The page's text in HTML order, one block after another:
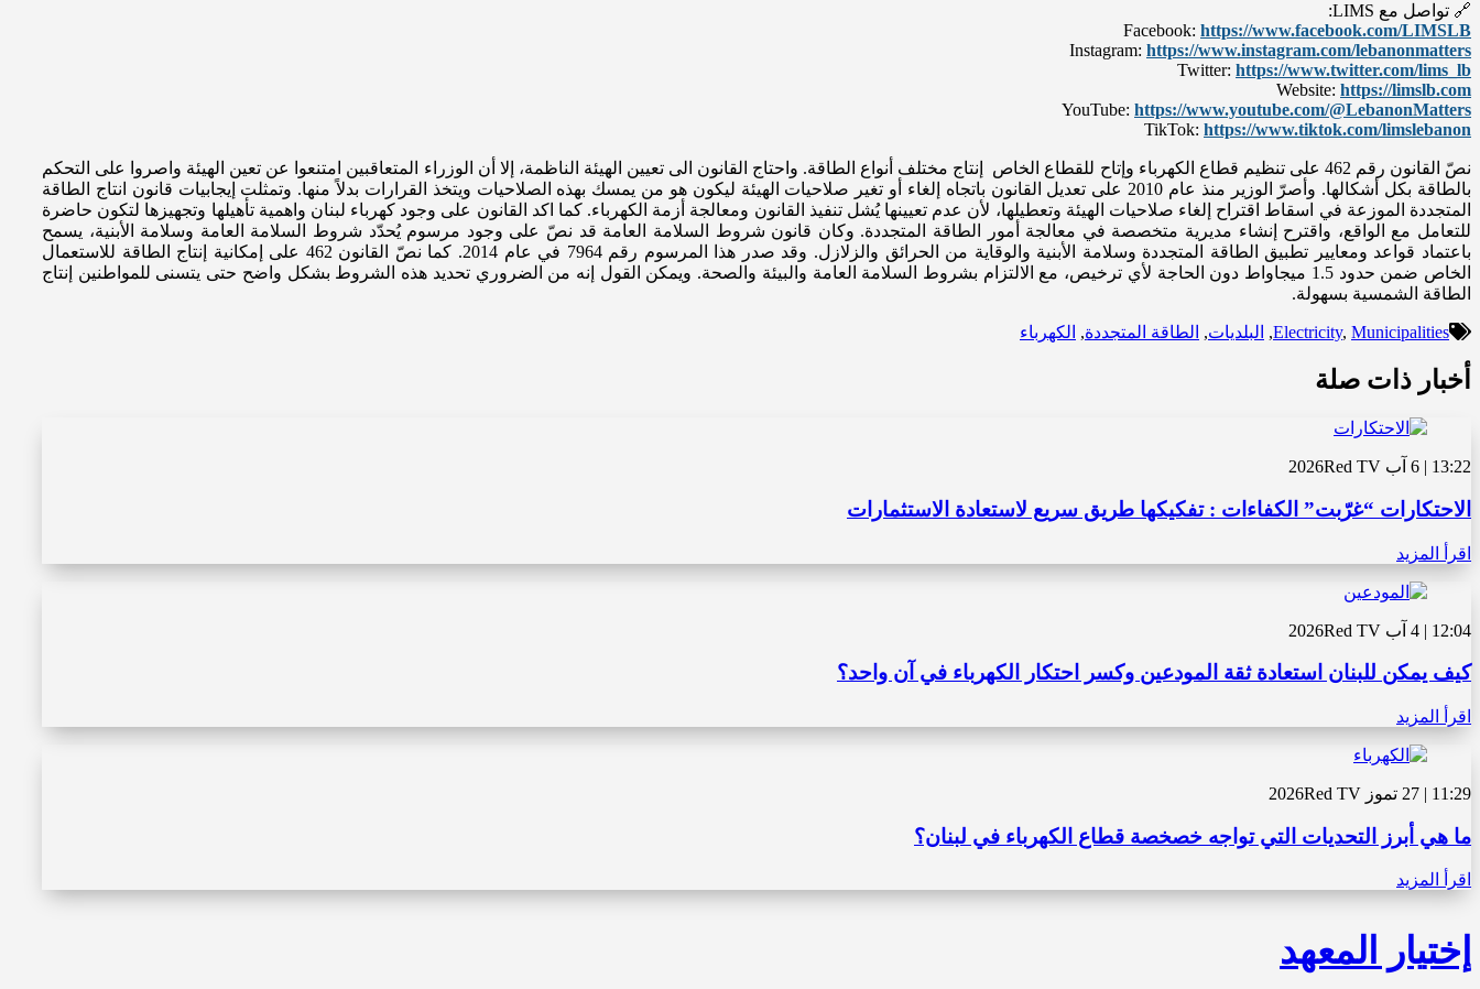
🔗 تواصل مع LIMS:
Facebook: https://www.facebook.com/LIMSLB
Instagram: https://www.instagram.com/lebanonmatters
Twitter: https://www.twitter.com/lims_lb
Website: https://limslb.com
YouTube: https://www.youtube.com/@LebanonMatters
TikTok: https://www.tiktok.com/limslebanon
نصّ القانون رقم 462 على تنظيم قطاع الكهرباء وإتاح للقطاع الخاص إنتاج مختلف أنواع الطاقة. واحتاج القانون الى تعيين الهيئة الناظمة، إلا أن الوزراء المتعاقبين امتنعوا عن تعين الهيئة واصروا على التحكم
بالطاقة بكل أشكالها. وأصرّ الوزير منذ عام 2010 على تعديل القانون باتجاه إلغاء أو تغير صلاحيات الهيئة ليكون هو من يمسك بهذه الصلاحيات ويتخذ القرارات بدلاً منها. وتمثلت إيجابيات قانون انتاج الطاقة
المتجددة الموزعة في اسقاط اقتراح إلغاء صلاحيات الهيئة وتعطيلها، لأن عدم تعيينها يُشل تنفيذ القانون ومعالجة أزمة الكهرباء. كما اكد القانون على وجود كهرباء لبنان واهمية تأهيلها وتجهيزها لتكون حاضرة
للتعامل مع الواقع، واقترح إنشاء مديرية متخصصة في معالجة أمور الطاقة المتجددة. وكان قانون شروط السلامة العامة قد نصّ على وجود مرسوم يُحدّد شروط السلامة العامة وسلامة الأبنية، يسمح
باعتماد قواعد ومعايير تطبيق الطاقة المتجددة وسلامة الأبنية والوقاية من الحرائق والزلازل. وقد صدر هذا المرسوم رقم 7964 في عام 2014. كما نصّ القانون 462 على إمكانية إنتاج الطاقة للاستعمال
الخاص ضمن حدود 1.5 ميجاواط دون الحاجة لأي ترخيص، مع الالتزام بشروط السلامة العامة والبيئة والصحة. ويمكن القول إنه من الضروري تحديد هذه الشروط بشكل واضح حتى يتسنى للمواطنين إنتاج
الطاقة الشمسية بسهولة.
Electricity, Municipalities
, البلديات, الطاقة المتجددة, الكهرباء
أخبار ذات صلة
13:22 | 6 آب 2026 Red TV
الاحتكارات “غرّبت” الكفاءات : تفكيكها طريق سريع لاستعادة الاستثمارات
اقرأ المزيد
12:04 | 4 آب 2026 Red TV
كيف يمكن للبنان استعادة ثقة المودعين وكسر احتكار الكهرباء في آن واحد؟
اقرأ المزيد
11:29 | 27 تموز 2026 Red TV
ما هي أبرز التحديات التي تواجه خصخصة قطاع الكهرباء في لبنان؟
اقرأ المزيد
إختيار المعهد